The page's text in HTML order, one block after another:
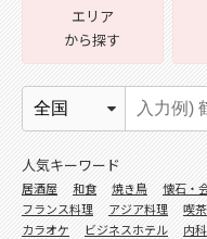
エリア
から探す
人気キーワード
居酒屋 和食 焼き鳥 懐石・
フランス料理
アジア料理 喫
カラオケ
ビジネスホテル 内科